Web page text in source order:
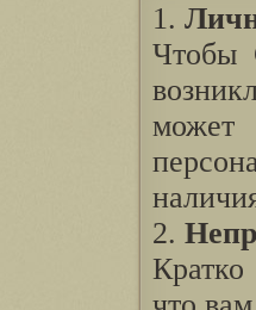
1.
Чтобы
может
2.